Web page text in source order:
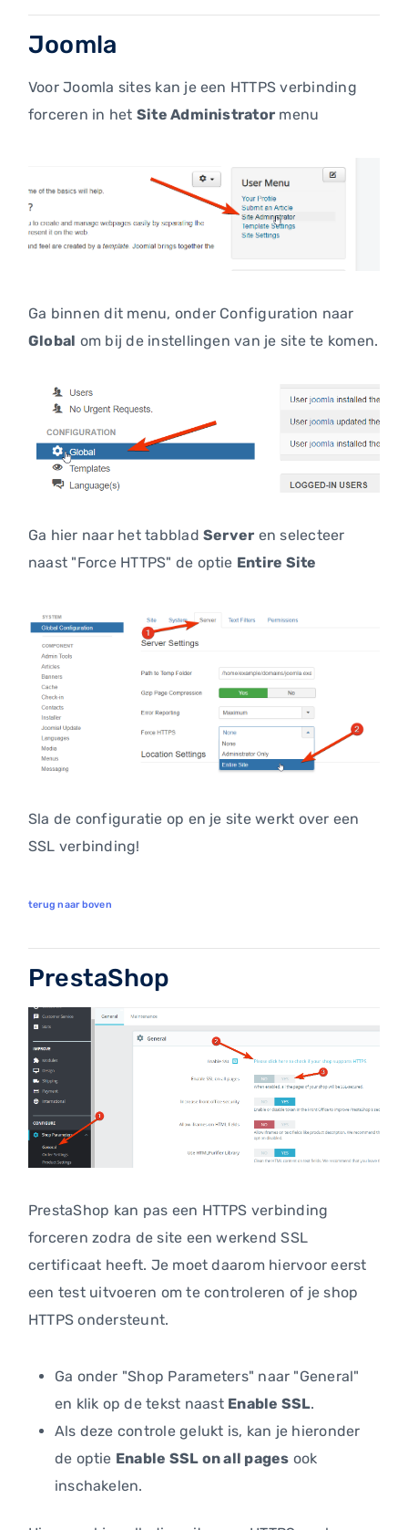
Joomla
Voor Joomla sites kan je een HTTPS verbinding
forceren in het Site Administrator menu
Ga binnen dit menu, onder Configuration naar
Global om bij de instellingen van je site te komen.
Ga hier naar het tabblad Server en selecteer
naast "Force HTTPS" de optie Entire Site
Sla de configuratie op en je site werkt over een
SSL verbinding!
terug naar boven
PrestaShop
PrestaShop kan pas een HTTPS verbinding
forceren zodra de site een werkend SSL
certificaat heeft. Je moet daarom hiervoor eerst
een test uitvoeren om te controleren of je shop
HTTPS ondersteunt.
Ga onder "Shop Parameters" naar "General"
en klik op de tekst naast Enable SSL.
Als deze controle gelukt is, kan je hieronder
de optie Enable SSL on all pages ook
inschakelen.